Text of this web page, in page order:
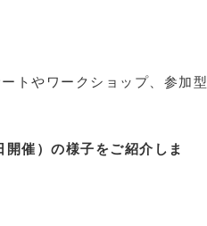
トやワークショップ、参加型
催）の様子をご紹介しま